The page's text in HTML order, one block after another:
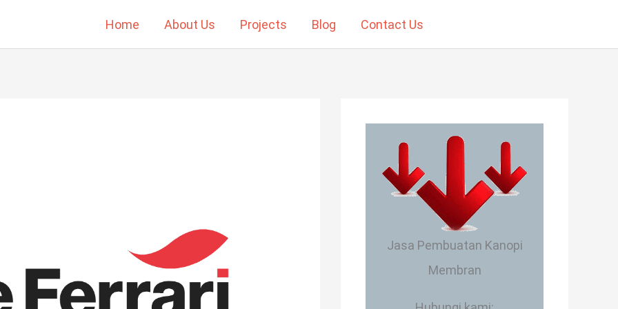
Home About Us Projects Blog Contact Us
Jasa Pembuatan Kanopi
Membran